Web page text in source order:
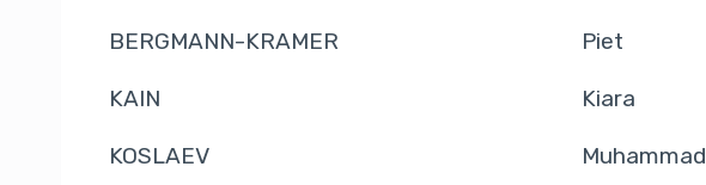
BERGMANN-KRAMER Piet
KAIN Kiara
KOSLAEV Muhammad